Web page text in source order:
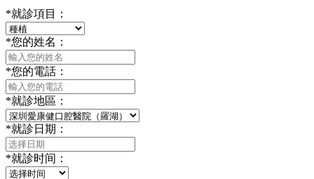
*就診項目：
*您的姓名：
*您的電話：
*就診地區：
*就診日期：
*就診时间：